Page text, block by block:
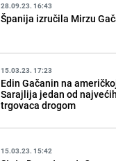
28.09.23. 16:43
Španija izručila Mirzu
15.03.23. 17:23
Edin Gačanin na
Sarajlija jedan od
trgovaca drogom
15.03.23. 15:42